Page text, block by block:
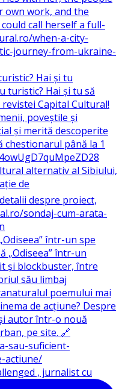
Hai și tu
într-un spe
, jurnalist cu